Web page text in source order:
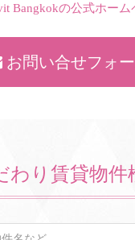
Bangkokの公式ホー
お問い合せフォ
わり賃貸物件